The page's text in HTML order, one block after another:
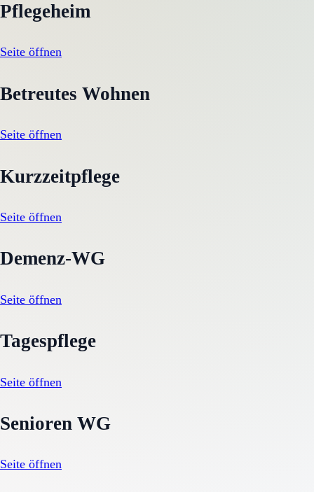
Pflegeheim
Seite öffnen
Betreutes Wohnen
Seite öffnen
Kurzzeitpflege
Seite öffnen
Demenz-WG
Seite öffnen
Tagespflege
Seite öffnen
Senioren WG
Seite öffnen